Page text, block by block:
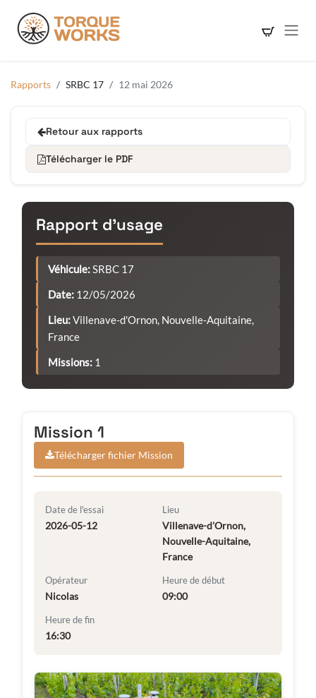
Rapports SRBC 17 12 mai 2026
Retour aux rapports
Télécharger le PDF
Rapport d'usage
Véhicule:SRBC 17
Date: 12/05/2026
Lieu:Villenave-d'Ornon, Nouvelle-Aquitaine,
France
Missions: 1
Mission 1
Télécharger fichier Mission
Date de l'essai
2026-05-12
Lieu
Villenave-d'Ornon,
Nouvelle-Aquitaine,
France
Opérateur
Nicolas
Heure de début
09:00
Heure de fin
16:30